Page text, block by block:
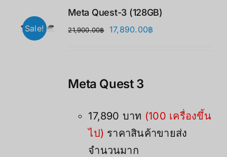
Sale!
Meta Quest-3 (128GB)
21,900.00฿
元
は
で
た。
17,890.00฿
17,890.00฿
す。
Meta Quest 3
17,890 บาท (100 เครื่องขึ้น
ไป) ราคาสินค้าขายส่ง
จำนวนมาก